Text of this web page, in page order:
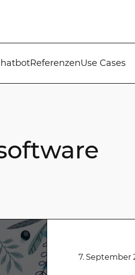
ReferenzenUse Cases
7. September